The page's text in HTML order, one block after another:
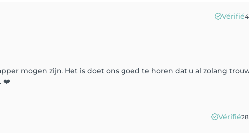
Vérifié
mogen zijn. Het is doet ons goed te horen dat u al zolang
❤️
Vérifié